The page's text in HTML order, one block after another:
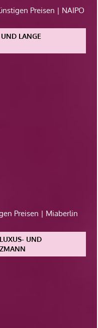
Preisen | NAIPO
LANGE
Preisen | Miaberlin
UND